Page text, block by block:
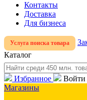
Контакты
Доставка
Для бизнеса
Услуга поиска товара
Каталог
Избранное Войти
Магазины